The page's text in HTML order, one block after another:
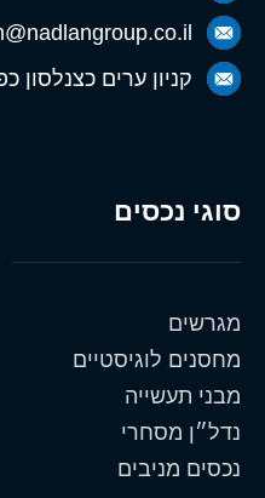
סוגי נכסים
מגרשים
מחסנים לוגיסטיים
מבני תעשייה
נדל״ן מסחרי
נכסים מניבים
קניון ערים כצנלסון